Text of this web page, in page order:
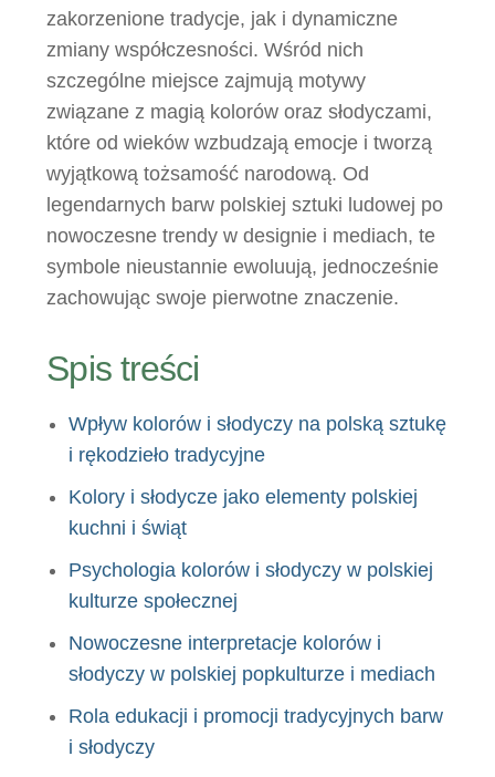
zakorzenione tradycje, jak i dynamiczne
zmiany współczesności. Wśród nich
szczególne miejsce zajmują motywy
związane z magią kolorów oraz słodyczami,
które od wieków wzbudzają emocje i tworzą
wyjątkową tożsamość narodową. Od
legendarnych barw polskiej sztuki ludowej po
nowoczesne trendy w designie i mediach, te
symbole nieustannie ewoluują, jednocześnie
zachowując swoje pierwotne znaczenie.
Spis treści
Wpływ kolorów i słodyczy na polską sztukę
i rękodzieło tradycyjne
Kolory i słodycze jako elementy polskiej
kuchni i świąt
Psychologia kolorów i słodyczy w polskiej
kulturze społecznej
Nowoczesne interpretacje kolorów i
słodyczy w polskiej popkulturze i mediach
Rola edukacji i promocji tradycyjnych barw
i słodyczy